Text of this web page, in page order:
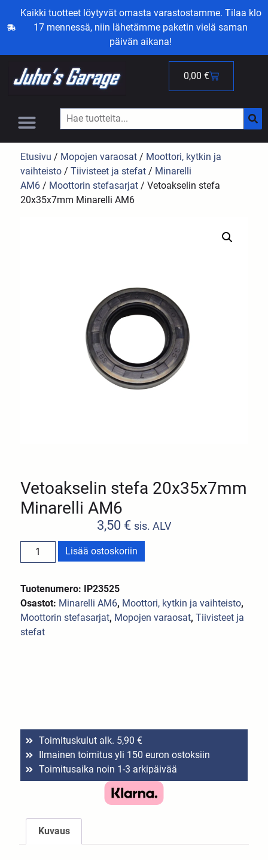
Kaikki tuotteet löytyvät omasta varastostamme. Tilaa klo
17 mennessä, niin lähetämme paketin vielä saman
päivän aikana!
0,00 €
Etusivu / Mopojen varaosat / Moottori, kytkin ja
vaihteisto /Tiivisteet ja stefat / Minarelli
AM6 / Moottorin stefasarjat / Vetoakselin stefa
20x35x7mm Minarelli AM6
Vetoakselin stefa 20x35x7mm
Minarelli AM6
3,50 € sis. ALV
Lisää ostoskoriin
Tuotenumero: IP23525
Osastot: Minarelli AM6, Moottori, kytkin ja vaihteisto,
Moottorin stefasarjat, Mopojen varaosat,Tiivisteet ja
stefat
Toimituskulut alk. 5,90 €
Ilmainen toimitus yli 150 euron ostoksiin
Toimitusaika noin 1-3 arkipäivää
Kuvaus